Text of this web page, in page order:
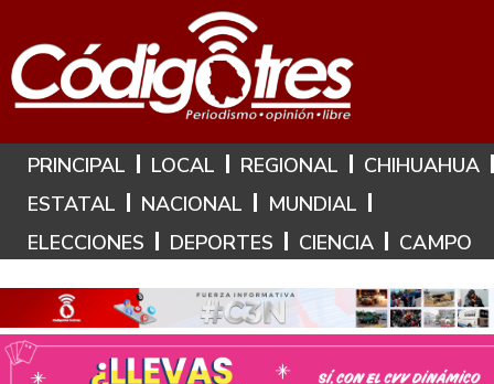
Hoy es: 6 de Agosto de 2026
PRINCIPAL LOCAL REGIONAL
CHIHUAHUA
ESTATAL
NACIONAL
MUNDIAL
ELECCIONES
DEPORTES CIENCIA CAMPO